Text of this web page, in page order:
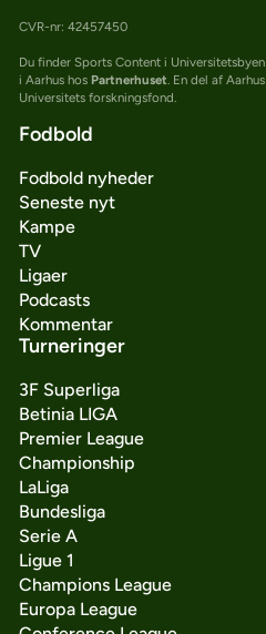
CVR-nr: 42457450
Du finder Sports Content i Universitetsbyen
i Aarhus hos Partnerhuset. En del af Aarhus
Universitets forskningsfond.
Fodbold
Fodbold nyheder
Seneste nyt
Kampe
TV
Ligaer
Podcasts
Kommentar
Turneringer
3F Superliga
Betinia LIGA
Premier League
Championship
LaLiga
Bundesliga
Serie A
Ligue 1
Champions League
Europa League